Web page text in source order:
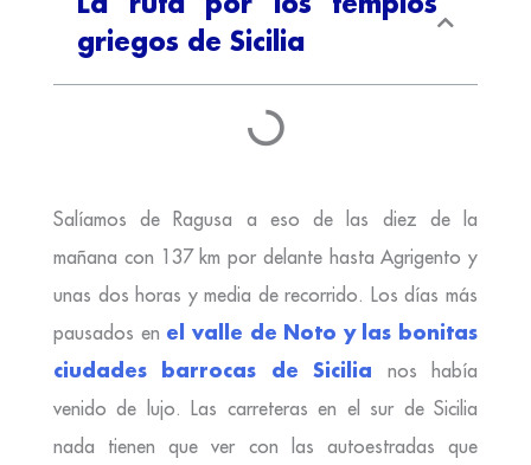
griegos de Sicilia
Salíamos de Ragusa a eso de las diez de la
mañana con 137 km por delante hasta Agrigento y
unas dos horas y media de recorrido. Los días más
pausados en el valle de Noto y las bonitas
ciudades barrocas de Sicilia nos había
venido de lujo. Las carreteras en el sur de Sicilia
nada tienen que ver con las autoestradas que